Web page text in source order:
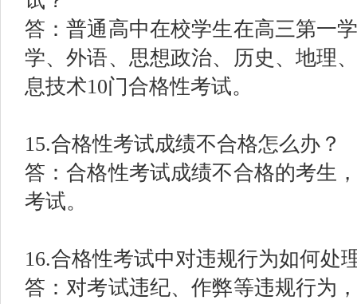
答：普通高中在校学生在高三第一
学、外语、思想政治、历史、地理
息技术10门合格性考试。
15.合格性考试成绩不合格怎么办？
答：合格性考试成绩不合格的考生
考试。
16.合格性考试中对违规行为如何处
答：对考试违纪、作弊等违规行为